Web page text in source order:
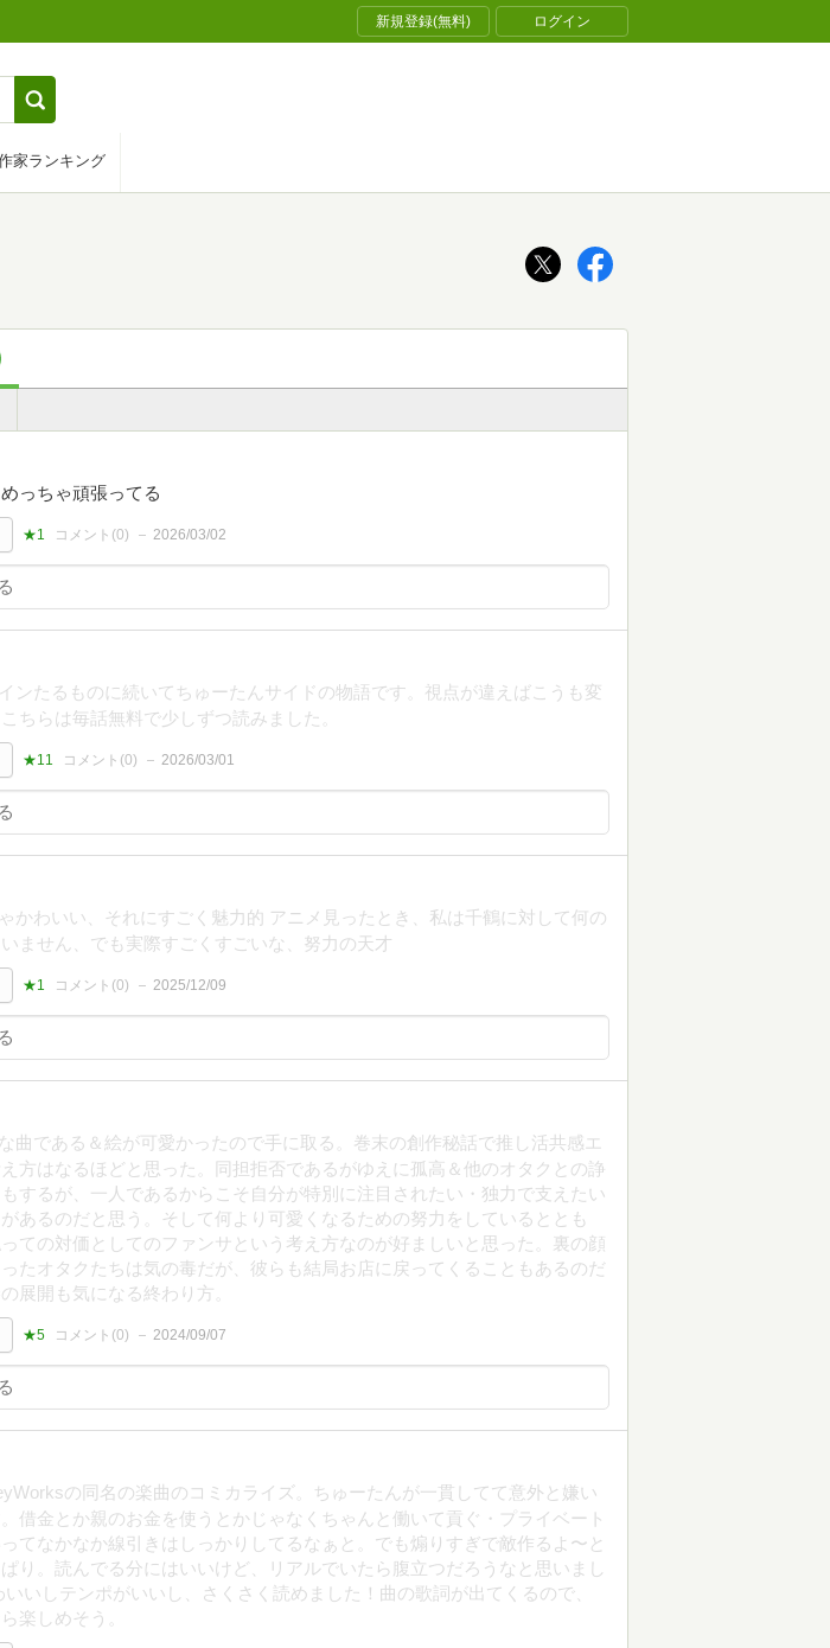
新規登録(無料) ログイン
家ランキング
っちゃ頑張ってる
★1 コメント(0) 2026/03/02
ンたるものに続いてちゅーたんサイドの物語です。視点が違えばこうも変
ちらは毎話無料で少しずつ読みました。
★11 コメント(0) 2026/03/01
かわいい、それにすごく魅力的 アニメ見ったとき、私は千鶴に対して何の
ません、でも実際すごくすごいな、努力の天才
★1 コメント(0) 2025/12/09
曲である＆絵が可愛かったので手に取る。巻末の創作秘話で推し活共感エ
方はなるほどと思った。同担拒否であるがゆえに孤高＆他のオタクとの諍
するが、一人であるからこそ自分が特別に注目されたい・独力で支えたい
あるのだと思う。そして何より可愛くなるための努力をしているととも
ての対価としてのファンサという考え方なのが好ましいと思った。裏の顔
たオタクたちは気の毒だが、彼らも結局お店に戻ってくることもあるのだ
展開も気になる終わり方。
★5 コメント(0) 2024/09/07
の同名の楽曲のコミカライズ。ちゅーたんが一貫してて意外と嫌い
借金とか親のお金を使うとかじゃなくちゃんと働いて貢ぐ・プライベート
てなかなか線引きはしっかりしてるなぁと。でも煽りすぎで敵作るよ〜と
り。読んでる分にはいいけど、リアルでいたら腹立つだろうなと思いまし
いいしテンポがいいし、さくさく読めました！曲の歌詞が出てくるので、
楽しめそう。